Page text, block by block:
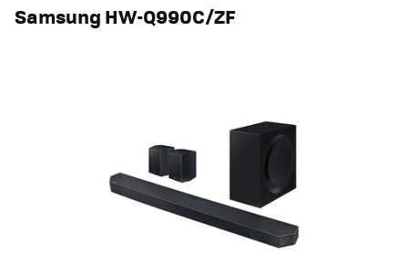
Samsung HW-Q990C/ZF